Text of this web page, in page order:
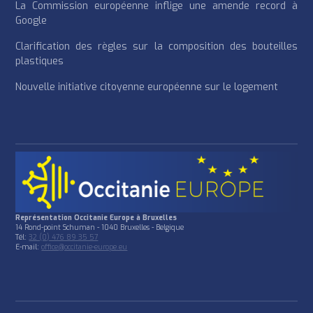
La Commission européenne inflige une amende record à
Google
Clarification des règles sur la composition des bouteilles
plastiques
Nouvelle initiative citoyenne européenne sur le logement
Représentation Occitanie Europe à Bruxelles
14 Rond-point Schuman - 1040 Bruxelles - Belgique
Tél:32 (0) 476 89 35 57
E-mail:office@occitanie-europe.eu